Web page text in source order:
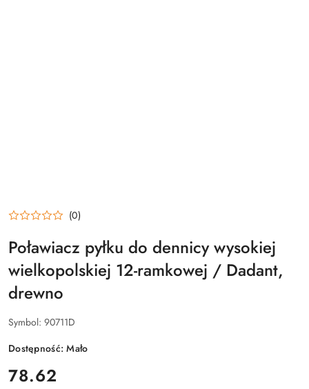
(0)
Poławiacz pyłku do dennicy wysokiej
wielkopolskiej 12-ramkowej / Dadant,
drewno
Symbol: 90711D
Dostępność:Mało
cena:
78.62